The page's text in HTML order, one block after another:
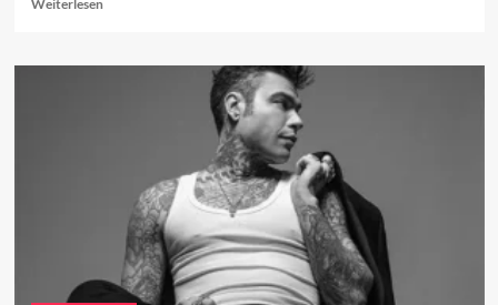
Weiterlesen
Sanremo-